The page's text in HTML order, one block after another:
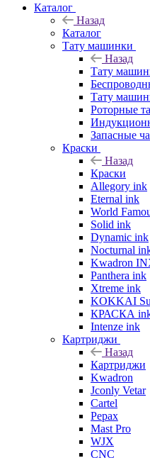
Каталог
Назад
Каталог
Тату машинки
Назад
Тату
Тату
Роторные
Запасные
Краски
Назад
Краски
Allegory ink
Eternal ink
World
Solid ink
Dynamic ink
Nocturnal
Kwadron
Panthera ink
Xtreme ink
KOKKAI
КРАСКА
Intenze ink
Картриджи
Назад
Картриджи
Kwadron
Jconly Vetar
Cartel
Pepax
Mast Pro
WJX
CNC